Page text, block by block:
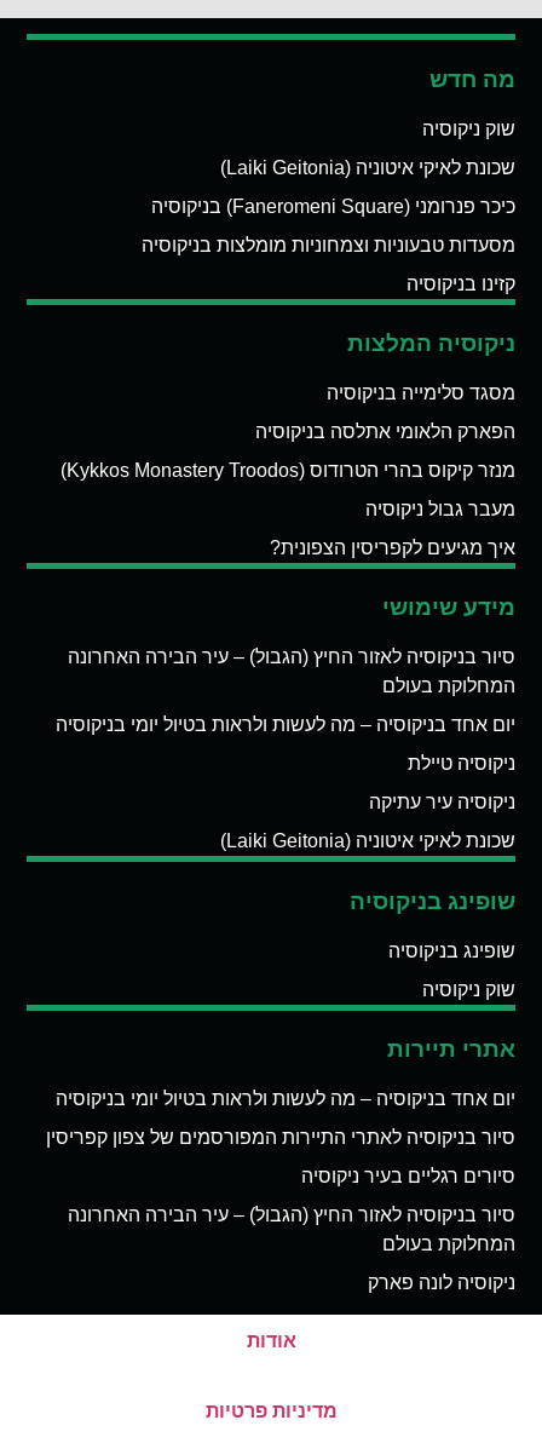
מה חדש
שוק ניקוסיה
שכונת לאיקי איטוניה (Laiki Geitonia)
כיכר פנרומני (Faneromeni Square) בניקוסיה
מסעדות טבעוניות וצמחוניות מומלצות בניקוסיה
קזינו בניקוסיה
ניקוסיה המלצות
מסגד סלימייה בניקוסיה
הפארק הלאומי אתלסה בניקוסיה
מנזר קיקוס בהרי הטרודוס (Kykkos Monastery Troodos)
מעבר גבול ניקוסיה
איך מגיעים לקפריסין הצפונית?
מידע שימושי
סיור בניקוסיה לאזור החיץ (הגבול) – עיר הבירה האחרונה
המחלוקת בעולם
יום אחד בניקוסיה – מה לעשות ולראות בטיול יומי בניקוסיה
ניקוסיה טיילת
ניקוסיה עיר עתיקה
שכונת לאיקי איטוניה (Laiki Geitonia)
שופינג בניקוסיה
שופינג בניקוסיה
שוק ניקוסיה
אתרי תיירות
יום אחד בניקוסיה – מה לעשות ולראות בטיול יומי בניקוסיה
סיור בניקוסיה לאתרי התיירות המפורסמים של צפון קפריסין
סיורים רגליים בעיר ניקוסיה
סיור בניקוסיה לאזור החיץ (הגבול) – עיר הבירה האחרונה
המחלוקת בעולם
ניקוסיה לונה פארק
אודות
מדיניות פרטיות